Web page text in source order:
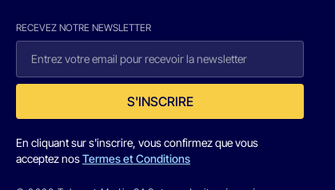
RECEVEZ NOTRE NEWSLETTER
S'INSCRIRE
En cliquant sur s'inscrire, vous confirmez que vous
acceptez nosTermes et Conditions